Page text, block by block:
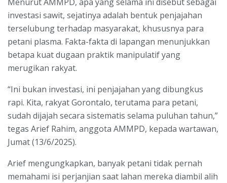
investasi sawit, sejatinya adalah bentuk penjajahan
terselubung terhadap masyarakat, khususnya para
petani plasma. Fakta-fakta di lapangan menunjukkan
betapa kuat dugaan praktik manipulatif yang
merugikan rakyat.
“Ini bukan investasi, ini penjajahan yang dibungkus
rapi. Kita, rakyat Gorontalo, terutama para petani,
sudah dijajah secara sistematis selama puluhan tahun,”
tegas Arief Rahim, anggota AMMPD, kepada wartawan,
Jumat (13/6/2025).
Arief mengungkapkan, banyak petani tidak pernah
memahami isi perjanjian saat lahan mereka diambil alih